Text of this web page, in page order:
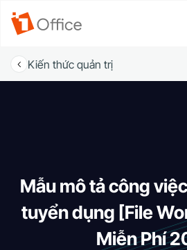
Kiến thức quản trị
Mẫu mô tả công
tuyển dụng [File
Miễn Phí